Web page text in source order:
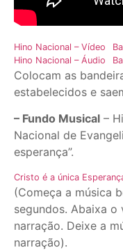
Hino Nacional – Vídeo
Hino Nacional – Áudio
Colocam as
estabelecidos e
– Fundo Musical –
Nacional de
esperança”.
Cristo é a única
(Começa a música
segundos. Abaixa
narração. Deixe a
narração).